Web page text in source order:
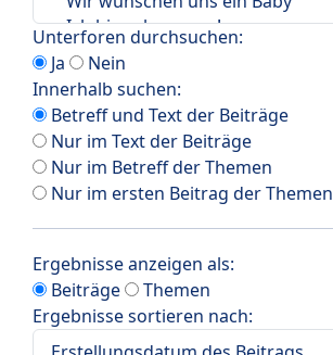
Unterforen durchsuchen:
Ja
Nein
Innerhalb suchen:
Betreff und Text der Beiträge
Nur im Text der Beiträge
Nur im Betreff der Themen
Nur im ersten Beitrag der Themen
Ergebnisse anzeigen als:
Beiträge
Themen
Ergebnisse sortieren nach: